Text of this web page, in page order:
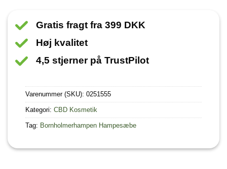
Gratis fragt fra 399 DKK
Høj kvalitet
4,5 stjerner på TrustPilot
Varenummer (SKU): 0251555
Kategori: CBD Kosmetik
Tag: Bornholmerhampen Hampesæbe